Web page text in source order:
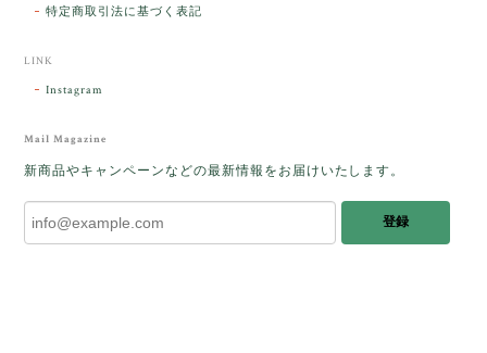
憶違いもありましたが、またいつかお会いして楽しい
した。
をあたたかく迎え入れてくださり とても嬉
しく思います。 この石のふわりとした光を
ランパサラン」でした。これからはT様の
傍で そっと見守ってくれるのではないかな
特定商取引法に基づく表記
LINK
Instagram
Mail Magazine
新商品やキャンペーンなどの最新情報をお届けいたします。
登録